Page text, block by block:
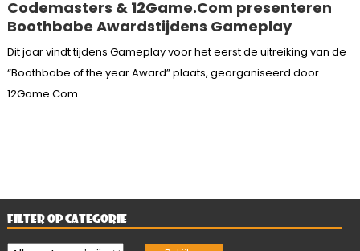
Codemasters & 12Game.Com presenteren
Boothbabe Awardstijdens Gameplay
Dit jaar vindt tijdens Gameplay voor het eerst de uitreiking van de
“Boothbabe of the year Award” plaats, georganiseerd door
12Game.Com...
FILTER OP CATEGORIE